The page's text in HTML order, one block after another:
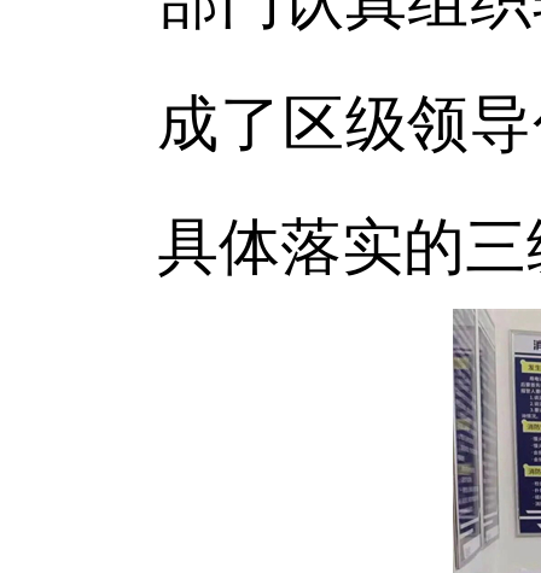
成了区级领
具体落实的